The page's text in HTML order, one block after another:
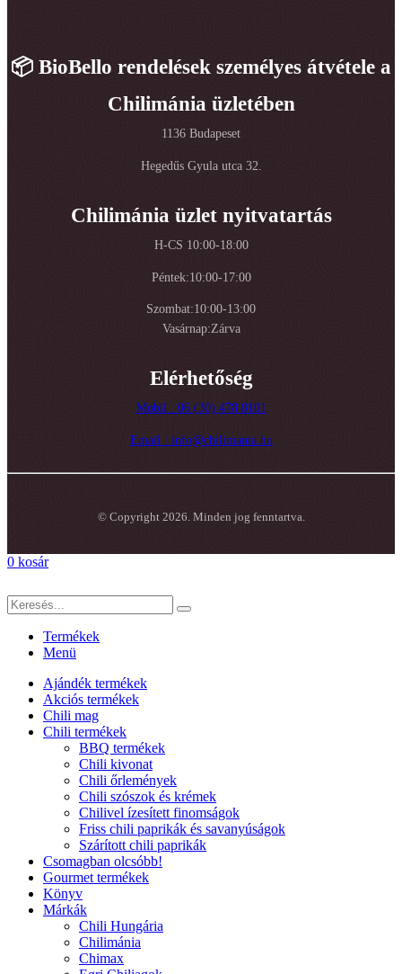
📦 BioBello rendelések személyes átvétele a
Chilimánia üzletében
1136 Budapeset
Hegedűs Gyula utca 32.
Chilimánia üzlet nyitvatartás
H-CS 10:00-18:00
Péntek:10:00-17:00
Szombat:10:00-13:00
Vasárnap:Zárva
Elérhetőség
Mobil : 06 (30) 478 8101
Email : info@chilimania.hu
© Copyright 2026. Minden jog fenntartva.
0 kosár
Termékek
Menü
Ajándék termékek
Akciós termékek
Chili mag
Chili termékek
BBQ termékek
Chili kivonat
Chili őrlemények
Chili szószok és krémek
Chilivel ízesített finomságok
Friss chili paprikák és savanyúságok
Szárított chili paprikák
Csomagban olcsóbb!
Gourmet termékek
Könyv
Márkák
Chili Hungária
Chilimánia
Chimax